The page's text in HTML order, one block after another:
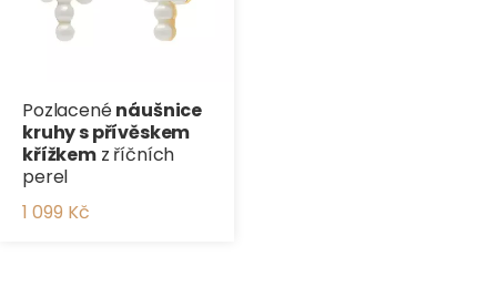
Pozlacenénáušnice
kruhy s přívěskem
křížkemz říčních
perel
1 099 Kč